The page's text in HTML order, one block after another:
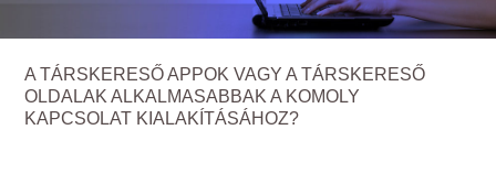
A TÁRSKERESŐ APPOK VAGY A TÁRSKERESŐ
OLDALAK ALKALMASABBAK A KOMOLY
KAPCSOLAT KIALAKÍTÁSÁHOZ?